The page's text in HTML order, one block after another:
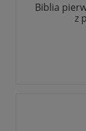
Biblia
z